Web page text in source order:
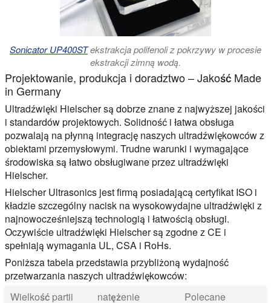
Sonicator UP400STekstrakcja polifenoli z pokrzywy w procesie
ekstrakcji zimną wodą.
Projektowanie, produkcja i doradztwo – Jakość Made
in Germany
Ultradźwięki Hielscher są dobrze znane z najwyższej jakości
i standardów projektowych. Solidność i łatwa obsługa
pozwalają na płynną integrację naszych ultradźwiękowców z
obiektami przemysłowymi. Trudne warunki i wymagające
środowiska są łatwo obsługiwane przez ultradźwięki
Hielscher.
Hielscher Ultrasonics jest firmą posiadającą certyfikat ISO i
kładzie szczególny nacisk na wysokowydajne ultradźwięki z
najnowocześniejszą technologią i łatwością obsługi.
Oczywiście ultradźwięki Hielscher są zgodne z CE i
spełniają wymagania UL, CSA i RoHs.
Poniższa tabela przedstawia przybliżoną wydajność
przetwarzania naszych ultradźwiękowców:
Wielkość partii
natężenie
Polecane